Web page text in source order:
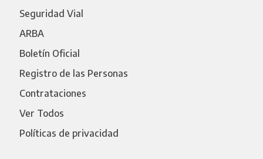
Seguridad Vial
ARBA
Boletín Oficial
Registro de las Personas
Contrataciones
Ver Todos
Políticas de privacidad